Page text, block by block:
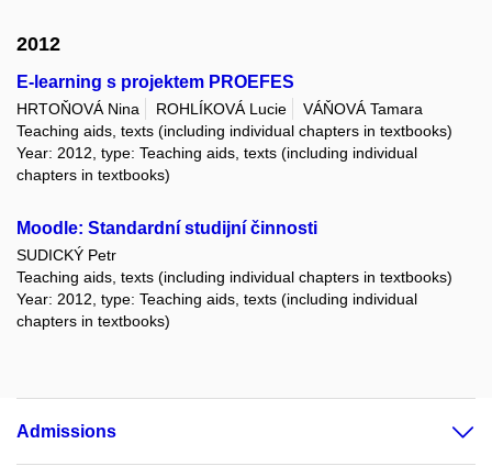
2012
E-learning s projektem PROEFES
HRTOŇOVÁ Nina ROHLÍKOVÁ Lucie
VÁŇOVÁ Tamara
Teaching aids, texts (including individual chapters in textbooks)
Year: 2012, type: Teaching aids, texts (including individual
chapters in textbooks)
Moodle: Standardní studijní činnosti
SUDICKÝ Petr
Teaching aids, texts (including individual chapters in textbooks)
Year: 2012, type: Teaching aids, texts (including individual
chapters in textbooks)
Admissions